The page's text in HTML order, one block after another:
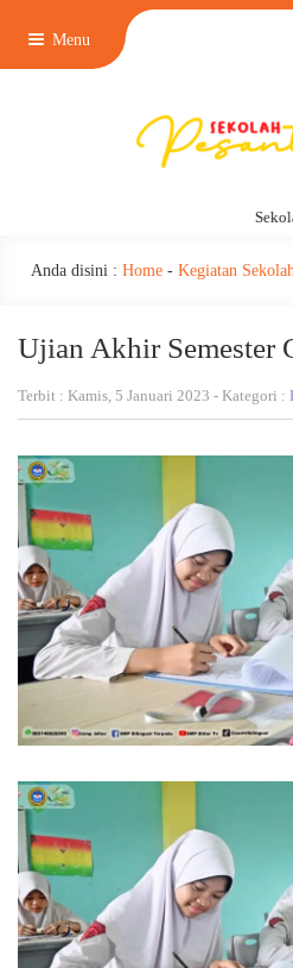
Menu
Sekolah
Anda disini : Home- Kegiatan
Ujian Akhir Semester
Terbit : Kamis, 5 Januari 2023 - Kategori :